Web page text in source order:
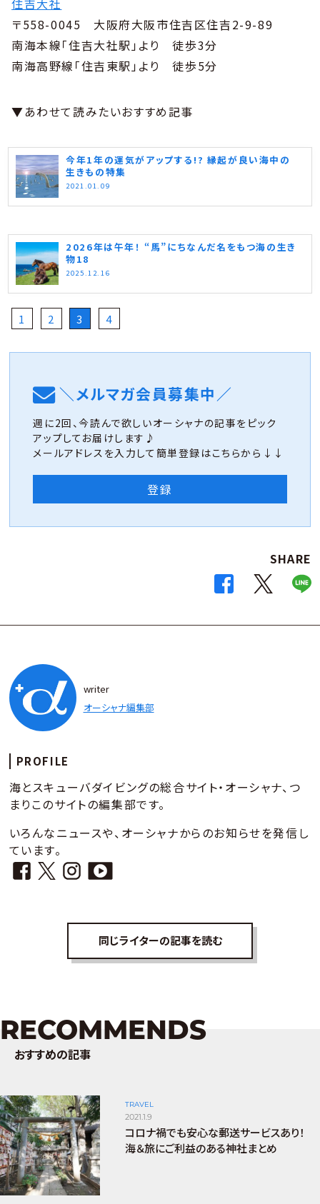
〒558-0045 大阪府大阪市住吉区住吉2-9-89
南海本線「住吉大社駅」より 徒歩3分
南海高野線「住吉東駅」より 徒歩5分
▼あわせて読みたいおすすめ記事
今年1年の運気がアップする!? 縁起が良い海中の
生きもの特集
2021.01.09
2026年は午年！ “馬”にちなんだ名をもつ海の生き
物18
2025.12.16
1 2 3 4
＼メルマガ会員募集中／
週に2回、今読んで欲しいオーシャナの記事をピック
アップしてお届けします♪
メールアドレスを入力して簡単登録はこちらから↓↓
登録
SHARE
writer
オーシャナ編集部
PROFILE
海とスキューバダイビングの総合サイト・オーシャナ、つ
まりこのサイトの編集部です。
いろんなニュースや、オーシャナからのお知らせを発信し
ています。
同じライターの記事を読む
RECOMMENDS
おすすめの記事
TRAVEL
2021.1.9
コロナ禍でも安心な郵送サービスあり！
海＆旅にご利益のある神社まとめ